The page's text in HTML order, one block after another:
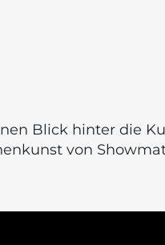
Blick hinter die
von